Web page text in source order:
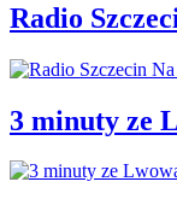
Radio
3 minuty ze